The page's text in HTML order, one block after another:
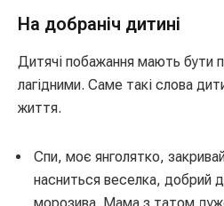
На добраніч дитині
Дитячі побажання мають бути
лагідними. Саме такі слова
життя.
Спи, моє янголятко,
насниться веселка, добрий